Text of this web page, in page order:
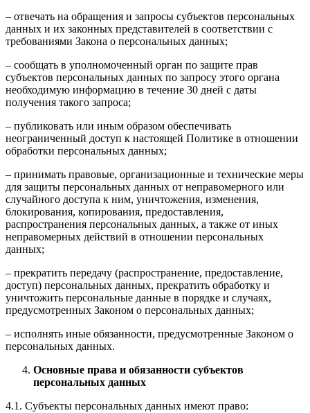
– отвечать на обращения и запросы субъектов персональных
данных и их законных представителей в соответствии с
требованиями Закона о персональных данных;
– сообщать в уполномоченный орган по защите прав
субъектов персональных данных по запросу этого органа
необходимую информацию в течение 30 дней с даты
получения такого запроса;
– публиковать или иным образом обеспечивать
неограниченный доступ к настоящей Политике в отношении
обработки персональных данных;
– принимать правовые, организационные и технические меры
для защиты персональных данных от неправомерного или
случайного доступа к ним, уничтожения, изменения,
блокирования, копирования, предоставления,
распространения персональных данных, а также от иных
неправомерных действий в отношении персональных
данных;
– прекратить передачу (распространение, предоставление,
доступ) персональных данных, прекратить обработку и
уничтожить персональные данные в порядке и случаях,
предусмотренных Законом о персональных данных;
– исполнять иные обязанности, предусмотренные Законом о
персональных данных.
Основные права и обязанности субъектов
персональных данных
4.1. Субъекты персональных данных имеют право: